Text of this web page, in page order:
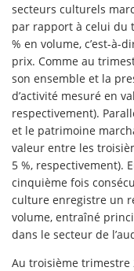
secteurs culturels
par rapport à celui du
% en volume, c’est-à-
prix. Comme au
son ensemble et la
d’activité mesuré en
respectivement).
et le patrimoine
valeur entre les
5 %, respectivement).
cinquième fois
culture enregistre un
volume, entraîné
dans le secteur de
Au troisième trimestre